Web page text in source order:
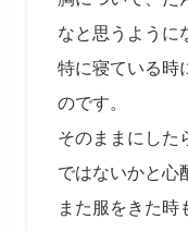
なと思うように
特に寝ている時
のです。
そのままにした
ではないかと心
また服をきた時